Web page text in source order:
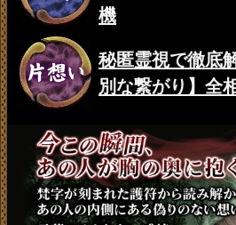
機
秘匿霊視で徹底
別な繋がり】全